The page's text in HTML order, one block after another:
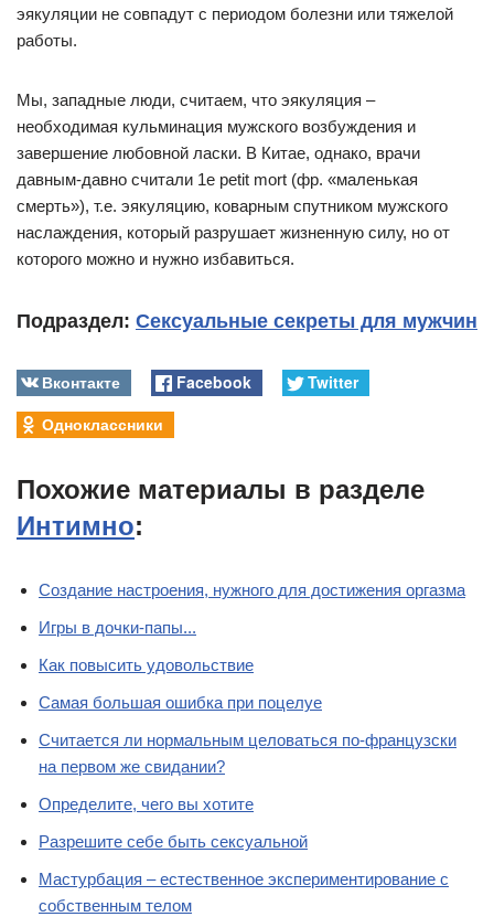
эякуляции не совпадут с периодом болезни или тяжелой
работы.
Мы, западные люди, считаем, что эякуляция –
необходимая кульминация мужского возбуждения и
завершение любовной ласки. В Китае, однако, врачи
давным-давно считали 1е petit mort (фр. «маленькая
смерть»), т.е. эякуляцию, коварным спутником мужского
наслаждения, который разрушает жизненную силу, но от
которого можно и нужно избавиться.
Подраздел: Сексуальные секреты для мужчин
Вконтакте Facebook
Twitter
Одноклассники
Похожие материалы в разделе
Интимно:
Создание настроения, нужного для достижения оргазма
Игры в дочки-папы...
Как повысить удовольствие
Самая большая ошибка при поцелуе
Считается ли нормальным целоваться по-французски
на первом же свидании?
Определите, чего вы хотите
Разрешите себе быть сексуальной
Мастурбация – естественное экспериментирование с
собственным телом